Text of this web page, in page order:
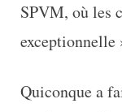
SPVM, où les
exceptionnelle
Quiconque a